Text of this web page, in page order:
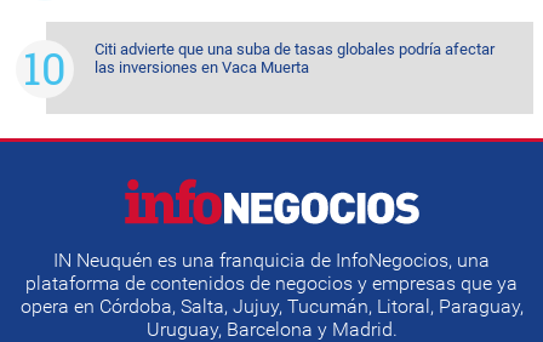
Citi advierte que una suba de tasas globales podría afectar
las inversiones en Vaca Muerta
IN Neuquén es una franquicia de InfoNegocios, una
plataforma de contenidos de negocios y empresas que ya
opera en Córdoba, Salta, Jujuy, Tucumán, Litoral, Paraguay,
Uruguay, Barcelona y Madrid.